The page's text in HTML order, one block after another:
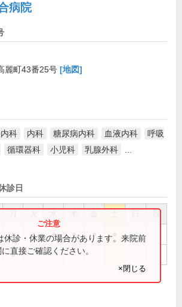
病院
麗町43番25号 [地図]
科 内科 糖尿病内科 血液内科
呼吸
循環器科 小児科 乳腺外科
診日
祝
● ● ● ● ●
●
休診・休業の場合があります。来院前
直接ご確認ください。
×閉じる